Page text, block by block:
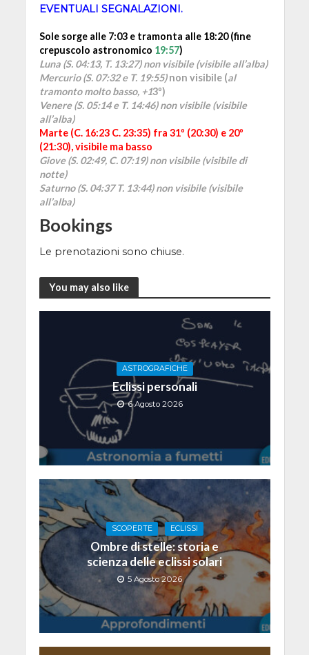
EVENTUALI SEGNALAZIONI.
Sole sorge alle 7:03 e tramonta alle 18:20 (fine
crepuscolo astronomico 19:57)
Luna (S. 04:13, T. 13:27) non visibile(visibile all’alba)
Mercurio (S. 07:32 e T. 19:55)non visibile (al
tramonto molto basso, +13º)
Venere (S. 05:14 e T. 14:46) non visibile (visibile
all’alba)
Marte (C. 16:23 C. 23:35) fra 31º (20:30) e 20º
(21:30), visibile ma basso
Giove (S. 02:49, C. 07:19) non visibile (visibiledi
notte)
Saturno (S. 04:37 T. 13:44) non visibile (visibile
all’alba)
Bookings
Le prenotazioni sono chiuse.
You may also like
ASTROGRAFICHE
Eclissi personali
6 Agosto 2026
SCOPERTE ECLISSI
Ombre di stelle: storia e
scienza delle eclissi solari
5 Agosto 2026